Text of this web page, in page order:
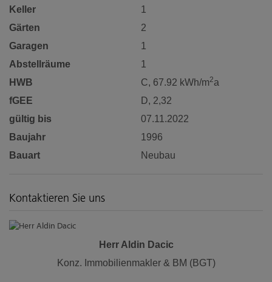
Keller
1
Gärten
2
Garagen
1
Abstellräume
1
HWB
C, 67.92 kWh/m2a
fGEE
D, 2,32
gültig bis
07.11.2022
Baujahr
1996
Bauart
Neubau
Kontaktieren Sie uns
Herr Aldin Dacic
Konz. Immobilienmakler & BM (BGT)